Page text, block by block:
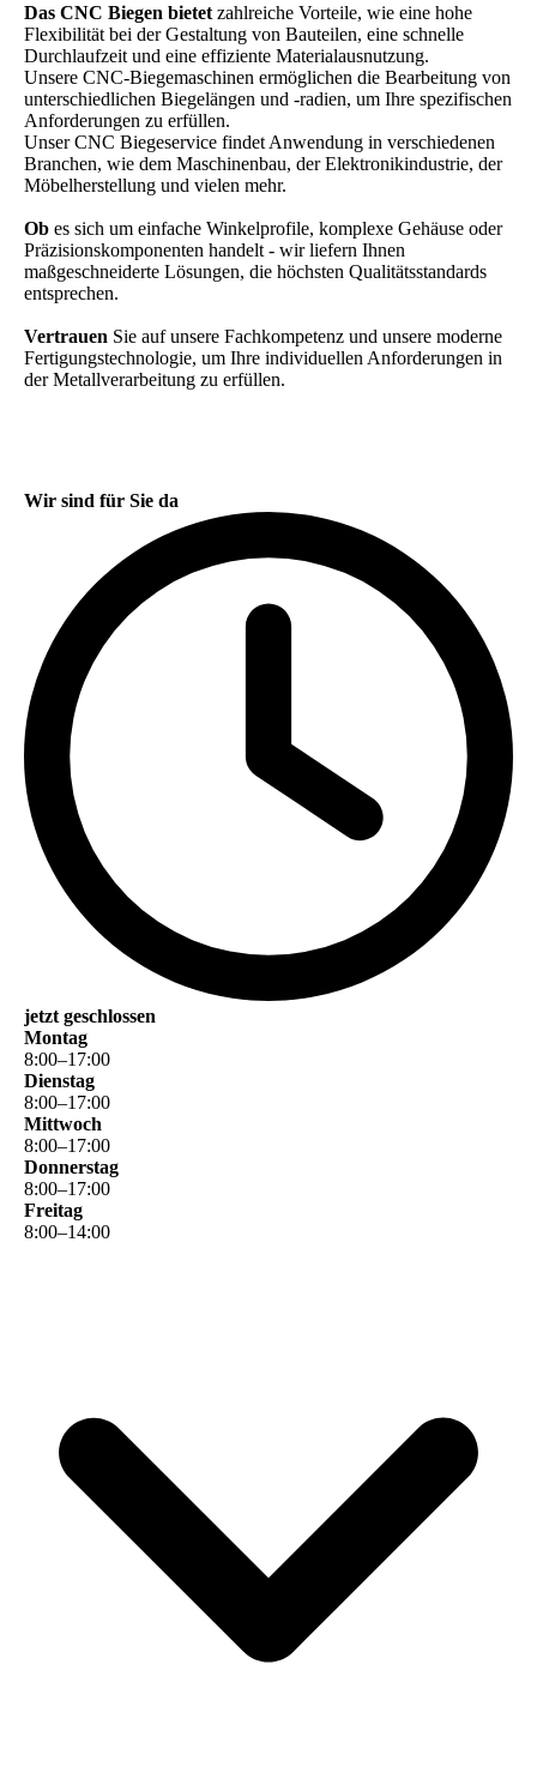
Das CNC Biegen bietet zahlreiche Vorteile, wie eine hohe
Flexibilität bei der Gestaltung von Bauteilen, eine schnelle
Durchlaufzeit und eine effiziente Materialausnutzung.
Unsere CNC-Biegemaschinen ermöglichen die Bearbeitung von
unterschiedlichen Biegelängen und -radien, um Ihre spezifischen
Anforderungen zu erfüllen.
Unser CNC Biegeservice findet Anwendung in verschiedenen
Branchen, wie dem Maschinenbau, der Elektronikindustrie, der
Möbelherstellung und vielen mehr.
Ob es sich um einfache Winkelprofile, komplexe Gehäuse oder
Präzisionskomponenten handelt - wir liefern Ihnen
maßgeschneiderte Lösungen, die höchsten Qualitätsstandards
entsprechen.
Vertrauen Sie auf unsere Fachkompetenz und unsere moderne
Fertigungstechnologie, um Ihre individuellen Anforderungen in
der Metallverarbeitung zu erfüllen.
Wir sind für Sie da
jetzt geschlossen
Montag
8:00–17:00
Dienstag
8:00–17:00
Mittwoch
8:00–17:00
Donnerstag
8:00–17:00
Freitag
8:00–14:00